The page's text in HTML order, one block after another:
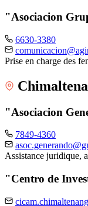
"Asociacion
6630-3380
Prise en charge des
"Asociacion
7849-4360
Assistance juridique,
"Centro de